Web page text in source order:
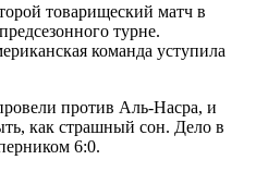
товарищеский матч в
турне.
команда уступила
против Аль-Насра, и
как страшный сон. Дело в
6:0.